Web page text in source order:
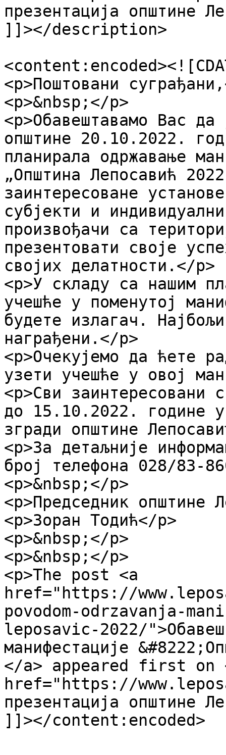
презентација општине
]]></description>
<p>Поштовани
<p>&nbsp;</p>
<p>Обавештавамо Вас
општине 20.10.2022.
планирала одржавање
„Општина Лепосавић
заинтересоване
субјекти и
произвођачи са
презентовати своје
својих делатности.</p>
<p>У складу са нашим
учешће у поменутој
будете излагач.
награђени.</p>
<p>Очекујемо да ћете
узети учешће у овој
<p>Сви заинтересовани
до 15.10.2022. године
згради општине
<p>За детаљније
број телефона 028/83-
<p>&nbsp;</p>
<p>Председник општине
<p>Зоран Тодић</p>
<p>&nbsp;</p>
<p>&nbsp;</p>
<p>The post <a
href="https://
povodom-odrzavanja-
leposavic-2022/
манифестације
</a> appeared first on
href="https://
презентација општине
]]></content:encoded>